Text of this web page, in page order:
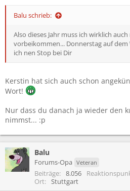
Balu schrieb:
Also dieses Jahr muss ich wirklich
vorbeikommen... Donnerstag auf dem
ich nen Stop bei Dir
Kerstin hat sich auch schon
Wort!
Nur dass du danach ja wieder den
nimmst... :p
Balu
Forums-Opa Veteran
Beiträge 8.056
Ort
Stuttgart